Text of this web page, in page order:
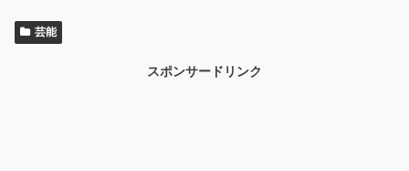
芸能
スポンサードリンク